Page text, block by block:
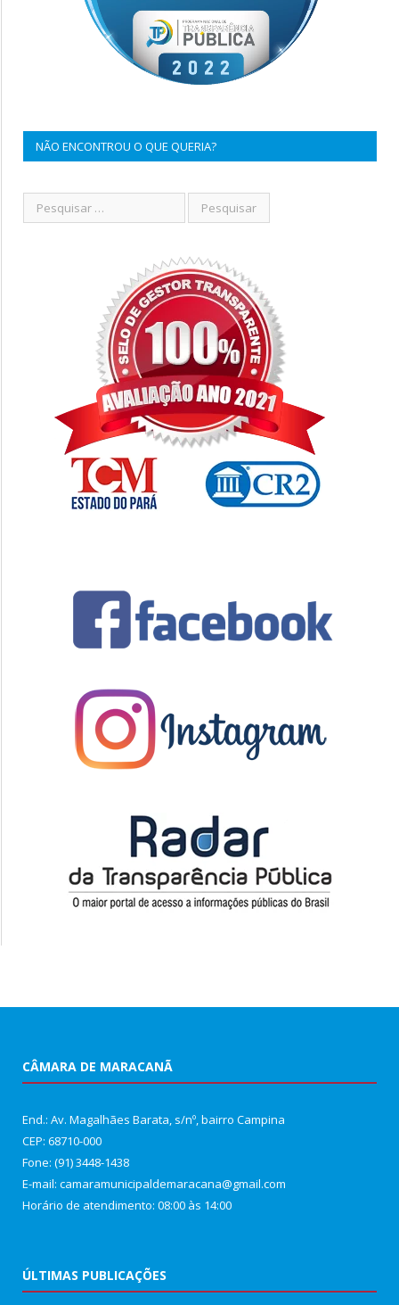
NÃO ENCONTROU O QUE QUERIA?
CÂMARA DE MARACANÃ
End.: Av. Magalhães Barata, s/nº, bairro Campina
CEP: 68710-000
Fone: (91) 3448-1438
E-mail: camaramunicipaldemaracana@gmail.com
Horário de atendimento: 08:00 às 14:00
ÚLTIMAS PUBLICAÇÕES